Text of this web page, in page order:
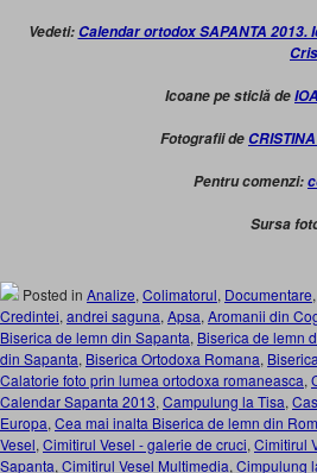
Vedeti: Calendar ortodox SAPANTA
Icoane pe sticlă de
Fotografii de
Pentru comenzi:
Sursa
Posted in Analize, Colimatorul, Documentare,
Credintei, andrei saguna, Apsa, Aromanii din
Biserica de lemn din Sapanta, Biserica de lemn
din Sapanta, Biserica Ortodoxa Romana,
Calatorie foto prin lumea ortodoxa romaneasca,
Calendar Sapanta 2013, Campulung la Tisa,
Europa, Cea mai inalta Biserica de lemn din
Vesel, Cimitirul Vesel - galerie de cruci, Cimitirul
Sapanta, Cimitirul Vesel Multimedia, Cimpulung